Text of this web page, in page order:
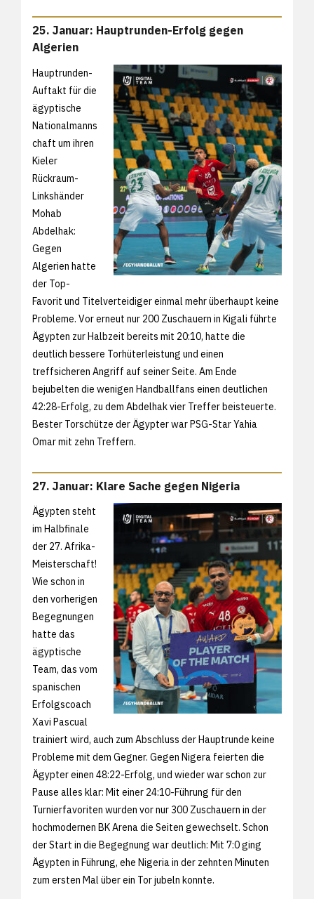
25. Januar: Hauptrunden-Erfolg gegen
Algerien
Hauptrunden-
Auftakt für die
ägyptische
Nationalmanns
chaft um ihren
Kieler
Rückraum-
Linkshänder
Mohab
Abdelhak:
Gegen
Algerien hatte
der Top-
Favorit und Titelverteidiger einmal mehr überhaupt keine
Probleme. Vor erneut nur 200 Zuschauern in Kigali führte
Ägypten zur Halbzeit bereits mit 20:10, hatte die
deutlich bessere Torhüterleistung und einen
treffsicheren Angriff auf seiner Seite. Am Ende
bejubelten die wenigen Handballfans einen deutlichen
42:28-Erfolg, zu dem Abdelhak vier Treffer beisteuerte.
Bester Torschütze der Ägypter war PSG-Star Yahia
Omar mit zehn Treffern.
27. Januar: Klare Sache gegen Nigeria
Ägypten steht
im Halbfinale
der 27. Afrika-
Meisterschaft!
Wie schon in
den vorherigen
Begegnungen
hatte das
ägyptische
Team, das vom
spanischen
Erfolgscoach
Xavi Pascual
trainiert wird, auch zum Abschluss der Hauptrunde keine
Probleme mit dem Gegner. Gegen Nigera feierten die
Ägypter einen 48:22-Erfolg, und wieder war schon zur
Pause alles klar: Mit einer 24:10-Führung für den
Turnierfavoriten wurden vor nur 300 Zuschauern in der
hochmodernen BK Arena die Seiten gewechselt. Schon
der Start in die Begegnung war deutlich: Mit 7:0 ging
Ägypten in Führung, ehe Nigeria in der zehnten Minuten
zum ersten Mal über ein Tor jubeln konnte.